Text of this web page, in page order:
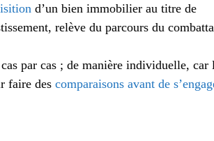
d’un bien immobilier au titre de
relève du parcours du
par cas ; de manière individuelle, car
faire des comparaisons avant de